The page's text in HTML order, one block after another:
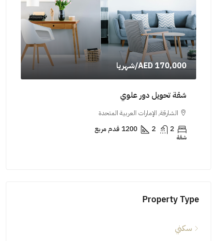
AED 170,000/شهريا
شقة تحويل دور علوي
الشارقة, الإمارات العربية المتحدة
2
2
1200 قدم مربع
شقة
Property Type
سكني